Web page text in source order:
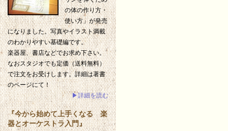
の体の作り方・
使い方」が発売
になりました。写真やイラスト満載
のわかりやすい基礎編です。
楽器屋、書店などでお求め下さい。
なおスタジオでも定価（送料無料）
で注文をお受けします。詳細は著書
のページにて！
▶詳細を読む
『今から始めて上手くなる 楽
器とオーケストラ入門』